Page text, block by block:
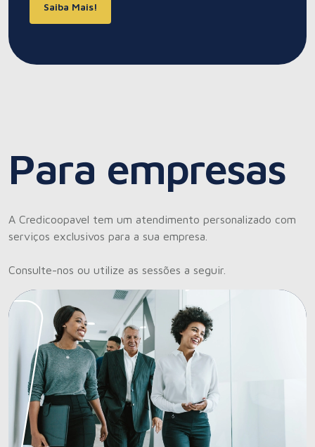
Saiba Mais!
Para empresas
A Credicoopavel tem um atendimento personalizado com
serviços exclusivos para a sua empresa.
Consulte-nos ou utilize as sessões a seguir.